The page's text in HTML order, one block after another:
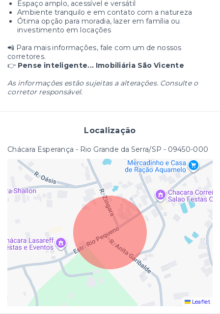
Espaço amplo, acessível e versátil
Ambiente tranquilo e em contato com a natureza
Ótima opção para moradia, lazer em família ou
investimento em locações
📲 Para mais informações, fale com um de nossos
corretores.
👉 Pense inteligente... Imobiliária São Vicente
As informações estão sujeitas a alterações. Consulte o
corretor responsável.
Localização
Chácara Esperança - Rio Grande da Serra/SP - 09450-000
Leaflet